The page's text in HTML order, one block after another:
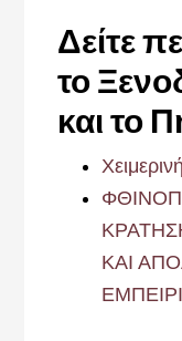
Δείτε
το
και το
ΚΑΙ